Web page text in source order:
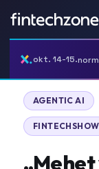
okt. 14-15.
AGENTIC AI